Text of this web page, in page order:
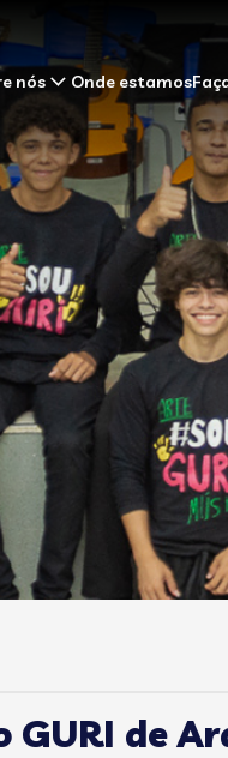
nós Onde estamos
GURI de